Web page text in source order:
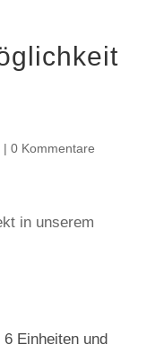
| 0 Kommentare
in unserem
Einheiten und